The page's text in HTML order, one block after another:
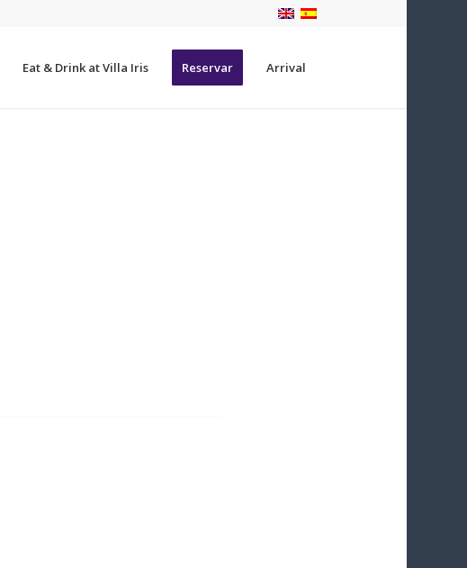
Eat & Drink at Villa Iris Reservar Arrival